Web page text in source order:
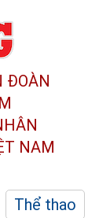
ĐOÀN
NAM
Thể thao